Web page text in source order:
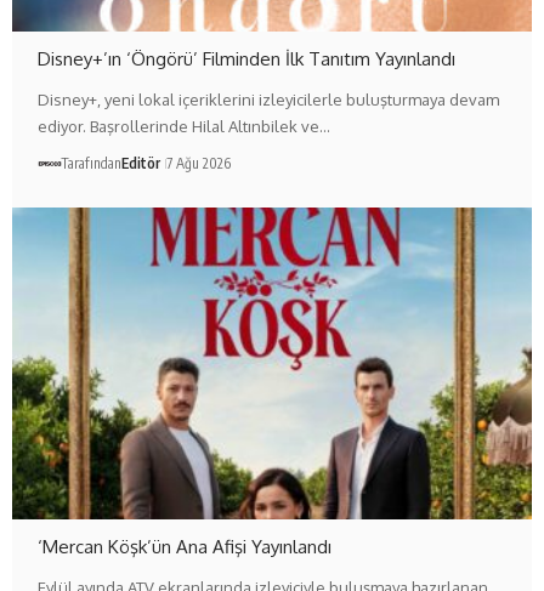
Disney+’ın ‘Öngörü’ Filminden İlk Tanıtım Yayınlandı
Disney+, yeni lokal içeriklerini izleyicilerle buluşturmaya devam
ediyor. Başrollerinde Hilal Altınbilek ve…
TarafındanEditör 7 Ağu 2026
‘Mercan Köşk’ün Ana Afişi Yayınlandı